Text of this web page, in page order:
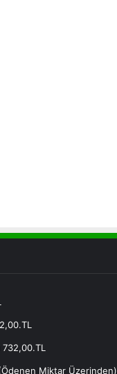
Miktar Üzerinden)